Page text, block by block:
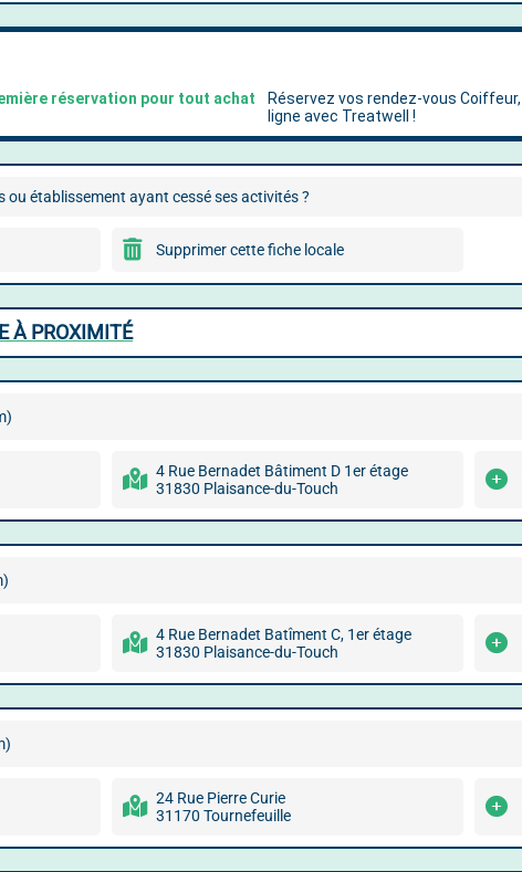
établissement ayant cessé ses activités ?
Supprimer cette fiche locale
À PROXIMITÉ
4 Rue Bernadet Bâtiment D 1er étage
31830 Plaisance-du-Touch
4 Rue Bernadet Batîment C, 1er étage
31830 Plaisance-du-Touch
24 Rue Pierre Curie
31170 Tournefeuille